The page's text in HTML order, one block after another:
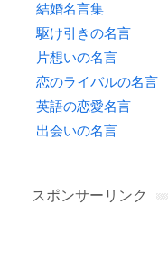
結婚名言集
駆け引きの名言
片想いの名言
恋のライバルの名言
英語の恋愛名言
出会いの名言
スポンサーリンク